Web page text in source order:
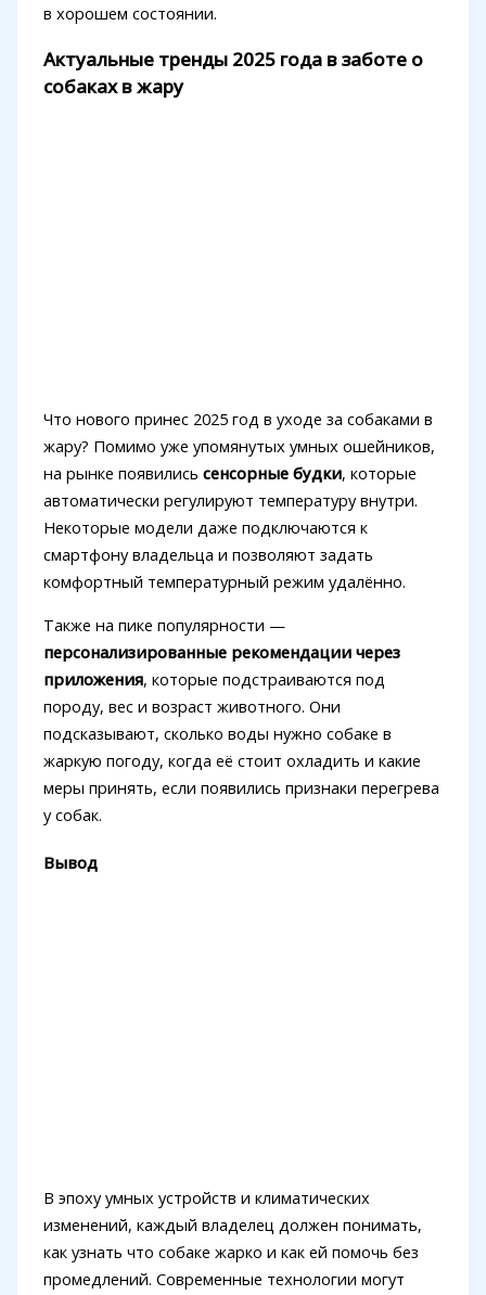
в хорошем состоянии.
Актуальные тренды 2025 года в заботе о
собаках в жару
Что нового принес 2025 год в уходе за собаками в
жару? Помимо уже упомянутых умных ошейников,
на рынке появились сенсорные будки, которые
автоматически регулируют температуру внутри.
Некоторые модели даже подключаются к
смартфону владельца и позволяют задать
комфортный температурный режим удалённо.
Также на пике популярности —
персонализированные рекомендации через
приложения, которые подстраиваются под
породу, вес и возраст животного. Они
подсказывают, сколько воды нужно собаке в
жаркую погоду, когда её стоит охладить и какие
меры принять, если появились признаки перегрева
у собак.
Вывод
В эпоху умных устройств и климатических
изменений, каждый владелец должен понимать,
как узнать что собаке жарко и как ей помочь без
промедлений. Современные технологии могут